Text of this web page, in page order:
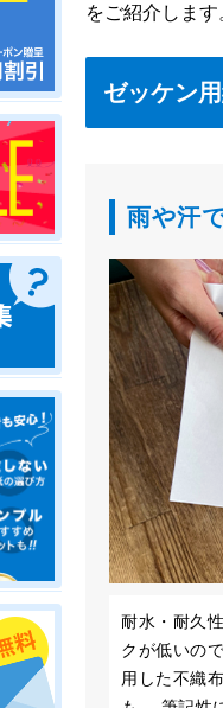
をご紹介します
ゼッケン
雨や汗
耐水・耐久
クが低いの
用した不織